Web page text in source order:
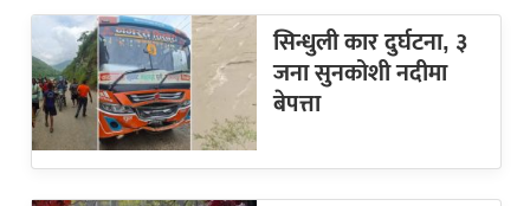
सिन्धुली कार दुर्घटना, ३
जना सुनकोशी नदीमा
बेपत्ता